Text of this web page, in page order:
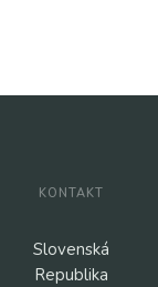
KONTAKT
Slovenská
Republika